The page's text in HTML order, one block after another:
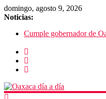
domingo, agosto 9, 2026
Noticias:
Cumple gobernador de
SEP Oaxaca admite
datos
Advierten de riesgos por